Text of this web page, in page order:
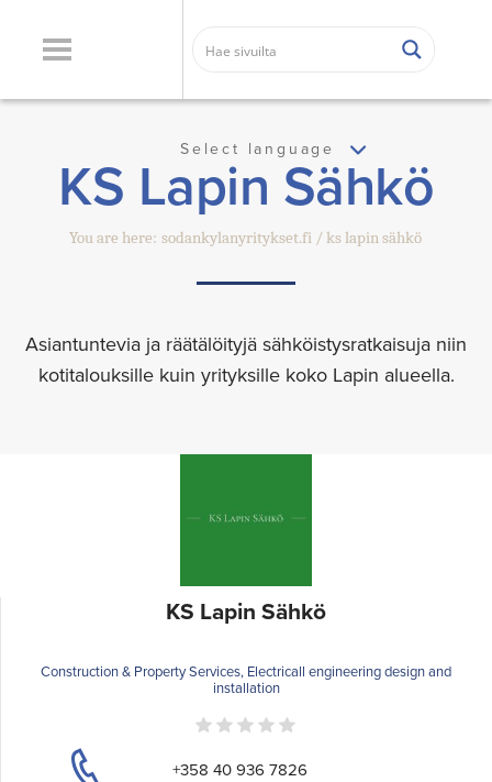
Select language
KS Lapin Sähkö
You are here: sodankylanyritykset.fi ks lapin sähkö
Asiantuntevia ja räätälöityjä sähköistysratkaisuja niin
kotitalouksille kuin yrityksille koko Lapin alueella.
KS Lapin Sähkö
Construction & Property Services, Electricall engineering design and
installation
+358 40 936 7826